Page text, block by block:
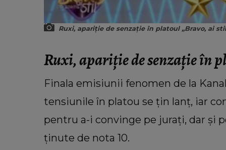
Ruxi, apariție de senzație în platoul „Bravo, ai
Ruxi, apariție de senzație în
Finala emisiunii fenomen de la
tensiunile în platou se țin lanț, iar
pentru a-i convinge pe jurați, dar și
ținute de nota 10.